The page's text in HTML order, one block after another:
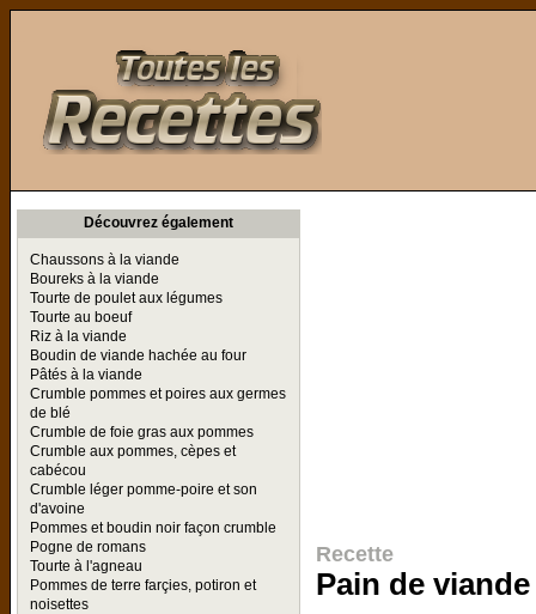
Découvrez également
Chaussons à la viande
Boureks à la viande
Tourte de poulet aux légumes
Tourte au boeuf
Riz à la viande
Boudin de viande hachée au four
Pâtés à la viande
Crumble pommes et poires aux germes
de blé
Crumble de foie gras aux pommes
Crumble aux pommes, cèpes et
cabécou
Crumble léger pomme-poire et son
d'avoine
Pommes et boudin noir façon crumble
Pogne de romans
Tourte à l'agneau
Pommes de terre farçies, potiron et
noisettes
Recette
Pain de